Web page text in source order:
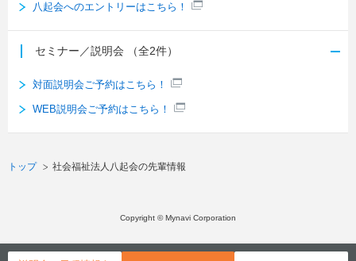
八起会へのエントリーはこちら！
セミナー／説明会 （全2件）
対面説明会ご予約はこちら！
WEB説明会ご予約はこちら！
トップ 社会福祉法人八起会の先輩情報
Copyright © Mynavi Corporation